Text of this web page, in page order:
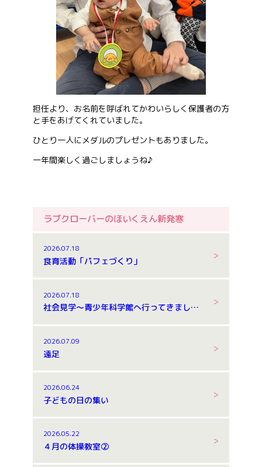
担任より、お名前を呼ばれてかわいらしく保護者の方
と手をあげてくれていました。
ひとり一人にメダルのプレゼントもありました。
一年間楽しく過ごしましょうね♪
ラブクローバーのほいくえん新発寒
2026.07.18
食育活動「パフェづくり」
2026.07.18
社会見学～青少年科学館へ行ってきました～
2026.07.09
遠足
2026.06.24
子どもの日の集い
2026.05.22
４月の体操教室②